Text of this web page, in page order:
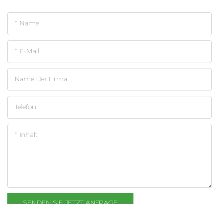
Name
E-Mail
Name Der Firma
Telefon
Inhalt